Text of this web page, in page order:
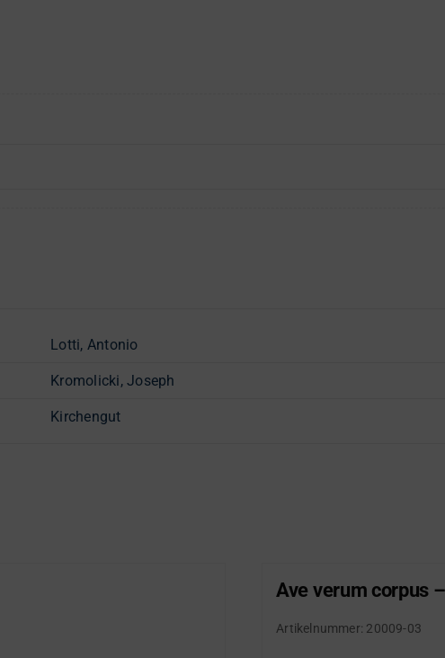
Lotti, Antonio
Kromolicki, Joseph
Kirchengut
Ave verum corpus
Artikelnummer: 20009-03